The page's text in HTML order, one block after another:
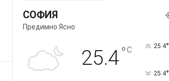
СОФИЯ
Предимно Ясно
25.4°C 25.4°
25.4°